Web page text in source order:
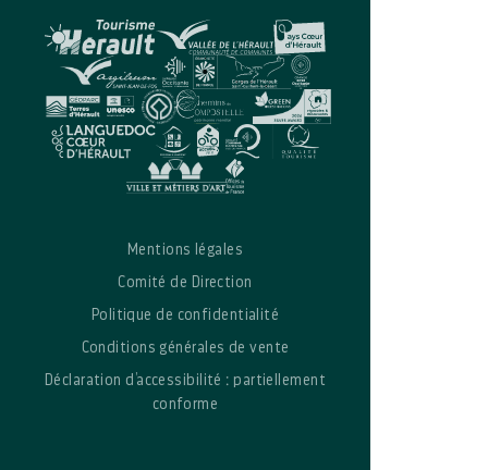
Mentions légales
Comité de Direction
Politique de confidentialité
Conditions générales de vente
Déclaration d’accessibilité : partiellement
conforme